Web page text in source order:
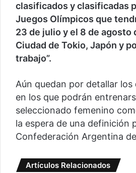
clasificados y clasificadas
Juegos Olímpicos que
23 de julio y el 8 de agosto
Ciudad de Tokio, Japón y
trabajo”.
Aún quedan por detallar
en los que podrán
seleccionado femenino
la espera de una definición
Confederación Argentina
Artículos Relacionados